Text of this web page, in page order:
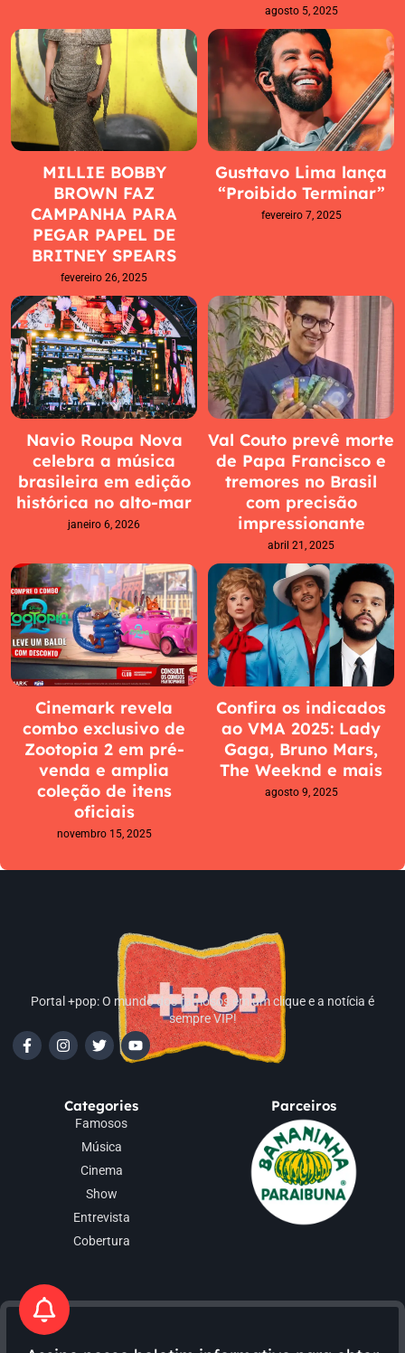
agosto 5, 2025
MILLIE BOBBY
BROWN FAZ
CAMPANHA PARA
PEGAR PAPEL DE
BRITNEY SPEARS
fevereiro 26, 2025
Gusttavo Lima lança
“Proibido Terminar”
fevereiro 7, 2025
Navio Roupa Nova
celebra a música
brasileira em edição
histórica no alto-mar
janeiro 6, 2026
Val Couto prevê morte
de Papa Francisco e
tremores no Brasil
com precisão
impressionante
abril 21, 2025
Cinemark revela
combo exclusivo de
Zootopia 2 em pré-
venda e amplia
coleção de itens
oficiais
novembro 15, 2025
Confira os indicados
ao VMA 2025: Lady
Gaga, Bruno Mars,
The Weeknd e mais
agosto 9, 2025
Portal +pop: O mundo dos famosos em um clique e a notícia é
sempre VIP!
Categories
Famosos
Música
Cinema
Show
Entrevista
Cobertura
Parceiros